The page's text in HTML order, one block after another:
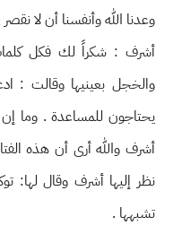
وعدنا الله وأنفسنا أن لا
أشرف : شكراً لك فكل
والخجل بعينيها وقالت :
يحتاجون للمساعدة . وما
أشرف والله أرى أن هذه
نظر إليها أشرف وقال لها:
تشبهها .